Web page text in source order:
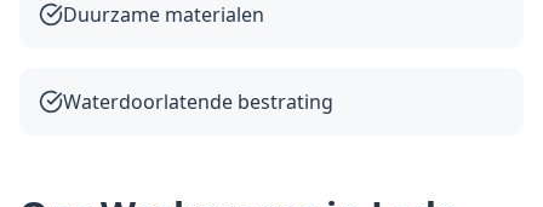
Duurzame materialen
Waterdoorlatende bestrating